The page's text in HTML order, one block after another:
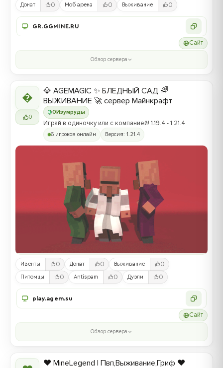
Донат 0 Моб арена 0 Выживание 0
GR.GGMINE.RU
Сайт
Обзор сервера

0
0 Изумруды
💎 AGEMAGIC ✨ БЛЕДНЫЙ САД 🌈
ВЫЖИВАНИЕ 🚀 сервер Майнкрафт
Играй в одиночку или с компанией! 1.19.4 - 1.21.4
6 игроков онлайн Версия: 1.21.4
Ивенты 0 Донат 0 Выживание 0
Питомцы 0 Antispam 0 Дуэли 0
play.agem.su
Сайт
Обзор сервера
❤️ MineLegend | Пвп,Выживание,Гриф ❤️